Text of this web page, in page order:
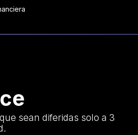
sean diferidas solo a 3